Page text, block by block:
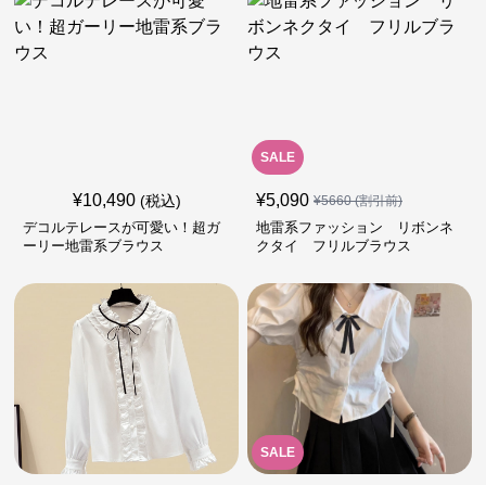
¥10,490 (税込)
デコルテレースが可愛い！超ガ
ーリー地雷系ブラウス
SALE
¥5,090 ¥5660(割引前)
地雷系ファッション リボンネ
クタイ フリルブラウス
SALE